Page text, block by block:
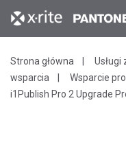
Strona główna
wsparcia
Wsparcie
i1Publish Pro 2 Upgrade